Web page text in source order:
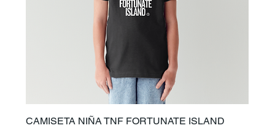
CAMISETA NIÑA TNF FORTUNATE ISLAND